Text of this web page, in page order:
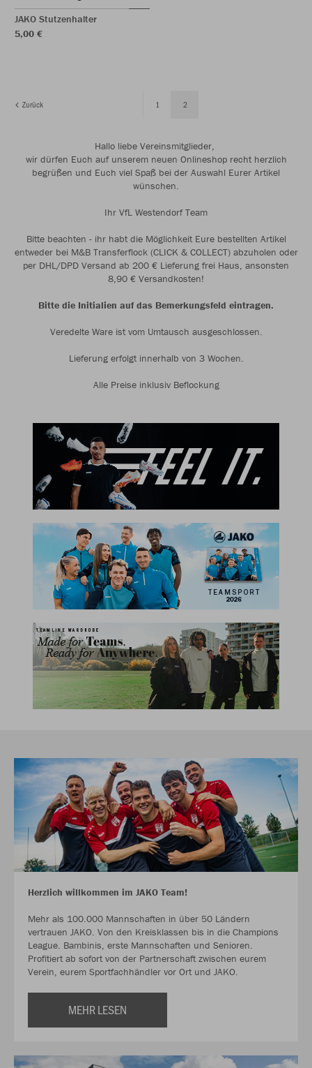
JAKO Stutzenhalter
5,00 €
Zurück 1 2
Hallo liebe Vereinsmitglieder,
wir dürfen Euch auf unserem neuen Onlineshop recht herzlich
begrüßen und Euch viel Spaß bei der Auswahl Eurer Artikel
wünschen.
Ihr VfL Westendorf Team
Bitte beachten - ihr habt die Möglichkeit Eure bestellten Artikel
entweder bei M&B Transferflock (CLICK & COLLECT) abzuholen oder
per DHL/DPD Versand ab 200 € Lieferung frei Haus, ansonsten
8,90 € Versandkosten!
Bitte die Initialien auf das Bemerkungsfeld eintragen.
Veredelte Ware ist vom Umtausch ausgeschlossen.
Lieferung erfolgt innerhalb von 3 Wochen.
Alle Preise inklusiv Beflockung
Herzlich willkommen im JAKO Team!
Mehr als 100.000 Mannschaften in über 50 Ländern
vertrauen JAKO. Von den Kreisklassen bis in die Champions
League. Bambinis, erste Mannschaften und Senioren.
Profitiert ab sofort von der Partnerschaft zwischen eurem
Verein, eurem Sportfachhändler vor Ort und JAKO.
MEHR LESEN